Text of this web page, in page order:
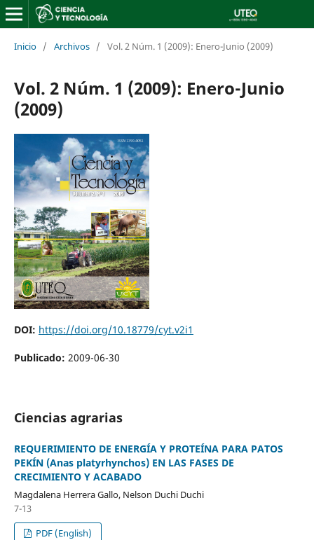
Inicio / Archivos / Vol. 2 Núm. 1 (2009): Enero-Junio (2009)
Vol. 2 Núm. 1 (2009): Enero-Junio
(2009)
DOI: https://doi.org/10.18779/cyt.v2i1
Publicado: 2009-06-30
Ciencias agrarias
REQUERIMIENTO DE ENERGÍA Y PROTEÍNA PARA PATOS
PEKÍN (Anas platyrhynchos) EN LAS FASES DE
CRECIMIENTO Y ACABADO
Magdalena Herrera Gallo, Nelson Duchi Duchi
7-13
PDF (English)